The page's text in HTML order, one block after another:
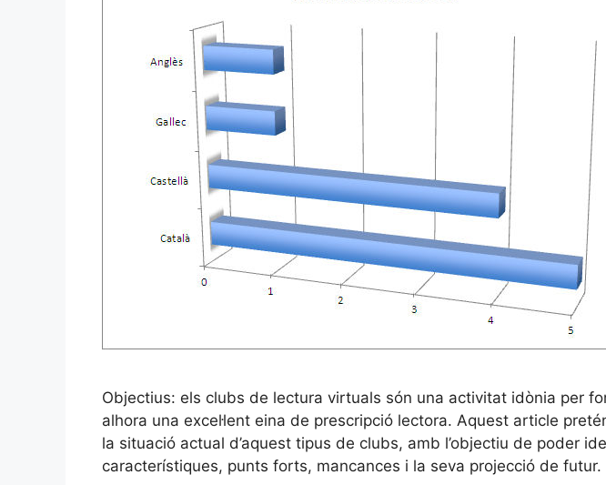
Objectius: els clubs de lectura virtuals són una activitat idònia per
alhora una excel·lent eina de prescripció lectora. Aquest article
la situació actual d’aquest tipus de clubs, amb l’objectiu de poder
característiques, punts forts, mancances i la seva projecció de futur.